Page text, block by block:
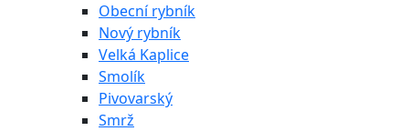
Obecní rybník
Nový rybník
Velká Kaplice
Smolík
Pivovarský
Smrž